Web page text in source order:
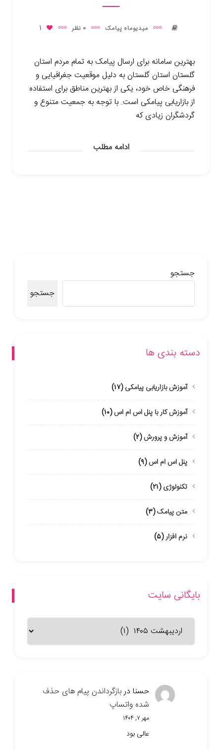
میدیوماه پیامک 0 نظر 1
بهترین سامانه برای ارسال پیامک به تمام مردم استان
گلستان استان گلستان به دلیل موقعیت جغرافیایی و
فرهنگی خاص خود، یکی از بهترین مناطق برای استفاده
از بازاریابی پیامکی است. با توجه به جمعیت متنوع و
گردشگران زیادی که
ادامه مطلب
جستجو
جستجو
دسته بندی ها
آموزش بازاریابی پیامکی(۱۷)
آموزش کار با پنل اس ام اس(۱۰)
آموزش و پرورش(۲)
پنل اس ام اس(۹)
تکنولوژی(۲۱)
متن پیامک(۳)
نرم افزار(۵)
بایگانی سایت
بایگانی
سایت
حسنا دربازگرداندن پیام های حذف
شده واتساپ
مهر ۷, ۱۴۰۴
عالی بود